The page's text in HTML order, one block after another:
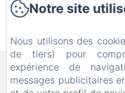
B&B
Notre site
Nous utilisons des
de tiers) pour
expérience de
messages publicitaires